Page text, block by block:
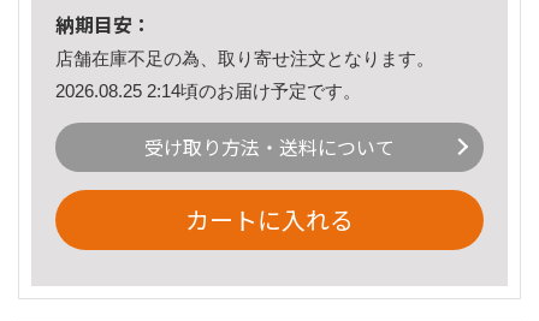
納期目安：
店舗在庫不足の為、取り寄せ注文となります。
2026.08.25 2:14頃のお届け予定です。
受け取り方法・送料について
カートに入れる